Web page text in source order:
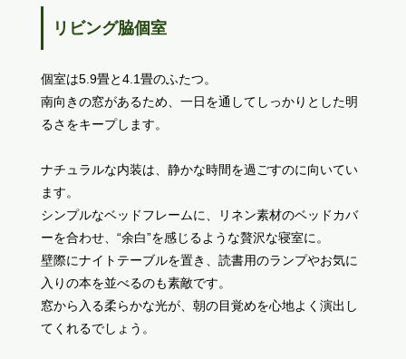
リビング脇個室
個室は5.9畳と4.1畳のふたつ。
南向きの窓があるため、一日を通してしっかりとした明
るさをキープします。
ナチュラルな内装は、静かな時間を過ごすのに向いてい
ます。
シンプルなベッドフレームに、リネン素材のベッドカバ
ーを合わせ、“余白”を感じるような贅沢な寝室に。
壁際にナイトテーブルを置き、読書用のランプやお気に
入りの本を並べるのも素敵です。
窓から入る柔らかな光が、朝の目覚めを心地よく演出し
てくれるでしょう。